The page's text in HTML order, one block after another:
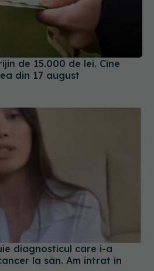
de 15.000 de lei. Cine
din 17 august
diagnosticul care i-a
la sân. Am intrat în